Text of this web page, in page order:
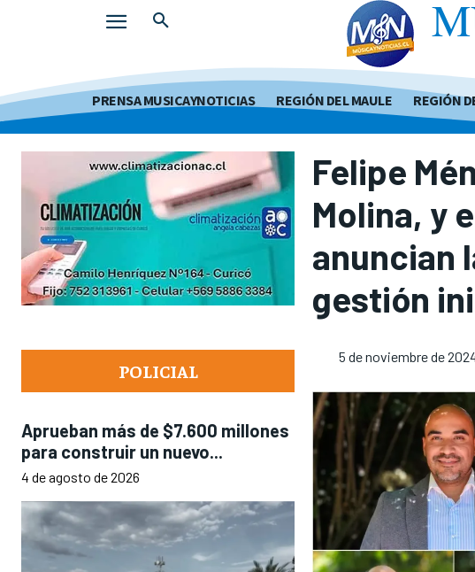
PRENSA MUSICAYNOTICIAS REGIÓN DEL MAULE REGIÓN
POLICIAL
Aprueban más de $7.600 millones
para construir un nuevo...
4 de agosto de 2026
Felipe
Molina, y
anuncian
gestión
5 de noviembre de